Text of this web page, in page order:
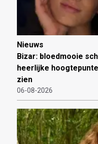
Nieuws
Bizar: bloedmooie
heerlijke
zien
06-08-2026